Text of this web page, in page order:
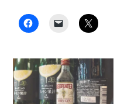
F
a
o
o
で
共
有
て
友
達
に
メ
ー
ク
リ
て
X
で
共
有
(